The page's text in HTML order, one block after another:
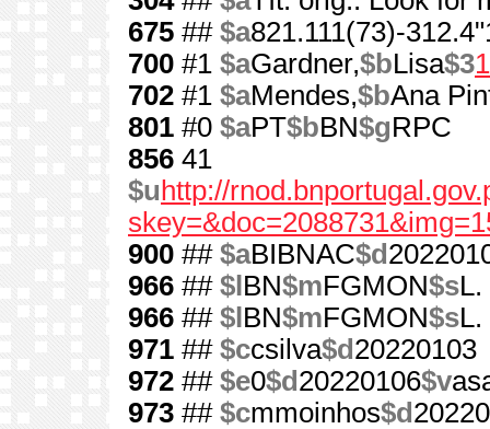
675 ## $a821.111(73)-
700 #1 $aGardner,$bLisa$3
702 #1 $aMendes,$bAna
801 #0 $aPT$bBN$gRPC
856 41
$u http://
900 ## $aBIBNAC$d
966 ## $l BN$mFGMON$sL.
966 ## $l BN$mFGMON$sL.
971 ## $ccsilva$d 20220103
972 ## $e0$d 20220106$v
973 ## $cmmoinhos$d